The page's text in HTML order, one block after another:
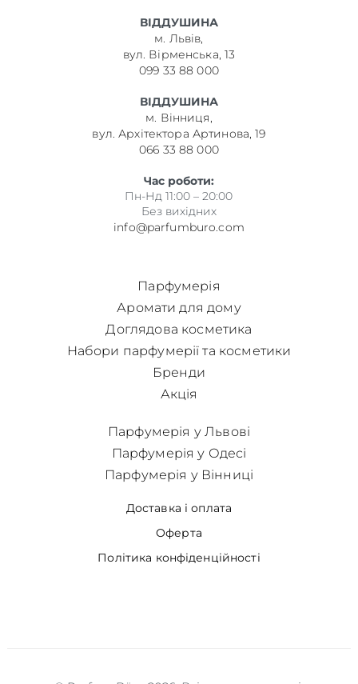
ВІДДУШИНА
м. Львів,
вул. Вірменська, 13
099 33 88 000
ВІДДУШИНА
м. Вінниця,
вул. Архітектора Артинова, 19
066 33 88 000
Час роботи:
Пн-Нд 11:00 – 20:00
Без вихідних
info@parfumburo.com
Парфумерія
Аромати для дому
Доглядова косметика
Набори парфумерії та косметики
Бренди
Акція
Доставка і оплата
Оферта
Політика конфіденційності
Парфумерія у Львові
Парфумерія у Одесі
Парфумерія у Вінниці